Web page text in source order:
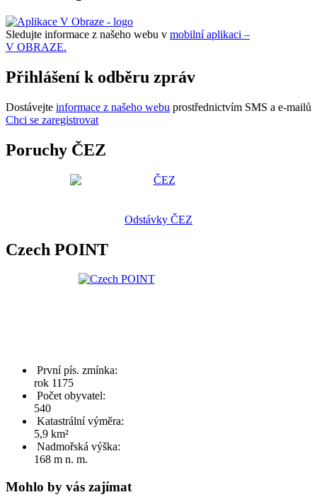
Sledujte informace z našeho webu v mobilní aplikaci –
V OBRAZE.
Přihlášení k odběru zpráv
Dostávejte informace z našeho webu prostřednictvím SMS a e-mailů
Chci se zaregistrovat
Poruchy ČEZ
Odstávky ČEZ
Czech POINT
První pís. zmínka:
rok 1175
Počet obyvatel:
540
Katastrální výměra:
5,9 km²
Nadmořská výška:
168 m n. m.
Mohlo by vás zajímat